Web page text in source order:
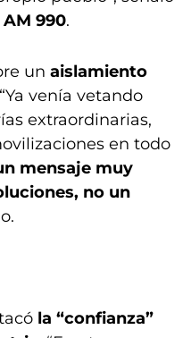
990.
un aislamiento
venía vetando
extraordinarias,
en todo
mensaje muy
no un
la “confianza”